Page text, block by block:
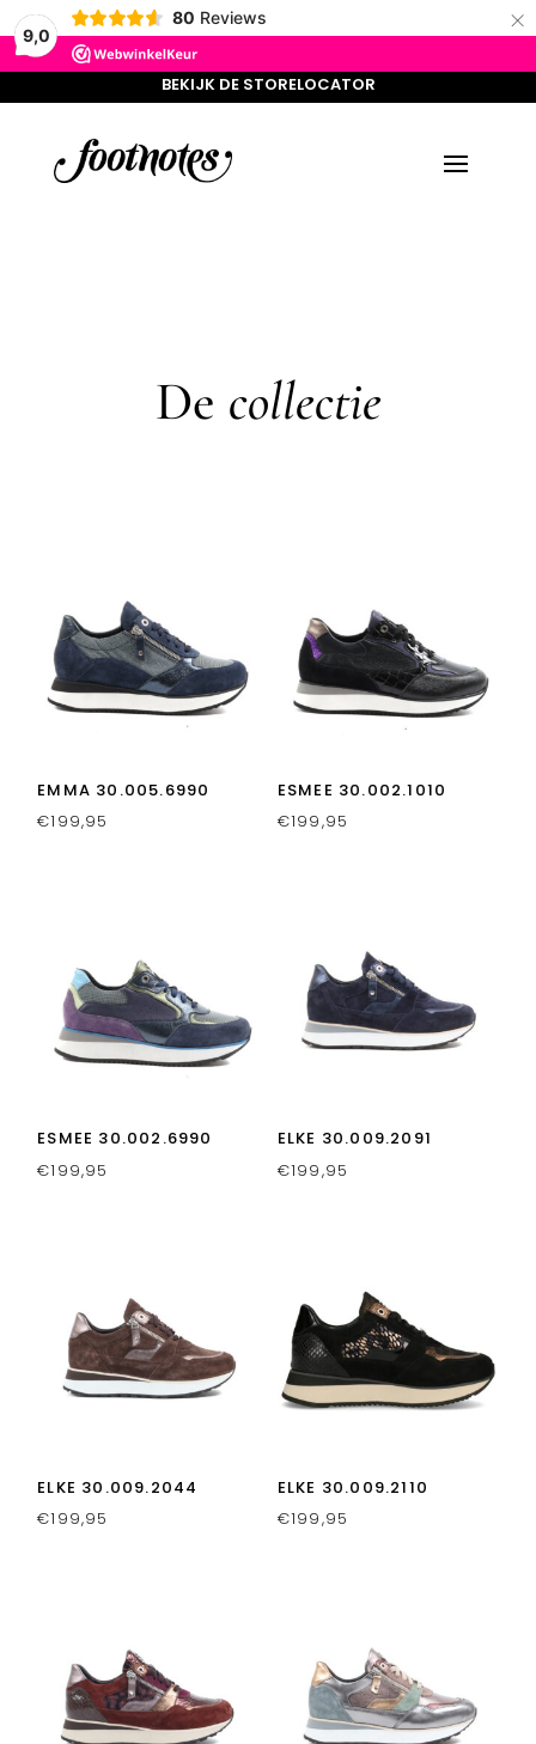
9,0
80 Reviews ×
BEKIJK DE STORELOCATOR
BEKIJK DE STORELOCATOR
De collectie
EMMA 30.005.6990
€199,95
ESMEE 30.002.1010
€199,95
ESMEE 30.002.6990
€199,95
ELKE 30.009.2091
€199,95
ELKE 30.009.2044
€199,95
ELKE 30.009.2110
€199,95